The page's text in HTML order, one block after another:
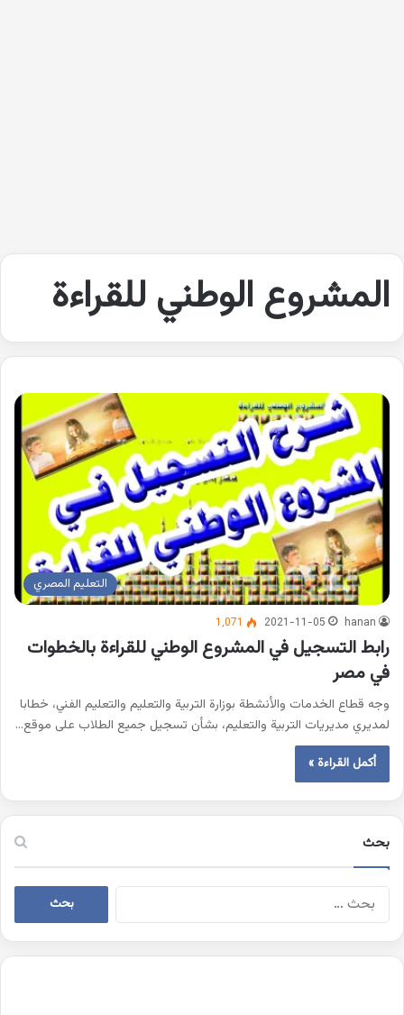
المشروع الوطني للقراءة
التعليم المصري
hanan
2021-11-05 1٬071
رابط التسجيل في المشروع الوطني للقراءة بالخطوات
في مصر
وجه قطاع الخدمات والأنشطة بوزارة التربية والتعليم والتعليم الفني، خطابا
لمديري مديريات التربية والتعليم، بشأن تسجيل جميع الطلاب على موقع…
أكمل القراءة »
بحث
البحث